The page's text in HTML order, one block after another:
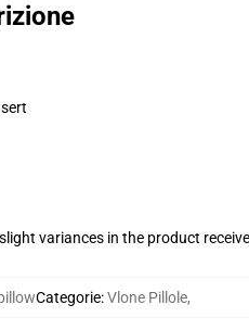
variances in the product
Categorie:Vlone Pillole,